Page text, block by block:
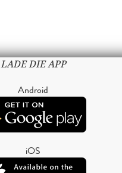
LADE DIE APP
Android
iOS